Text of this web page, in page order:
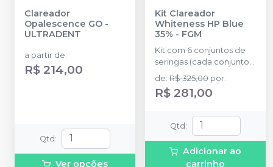
Clareador
Opalescence GO -
ULTRADENT
a partir de:
R$ 214,00
Qtd :
Ver opções
Kit Clareador
Whiteness HP Blue
35% - FGM
Kit com 6 conjuntos de
seringas (cada conjunto
com 1 seringa de
Peróxido de Hidrogênio
com 0,84g e 1 seringa de
1,2g no total em cada
conjunto) + Top Dam
Verde com 2g + 6
ponteiras + Neutralizante
de: R$ 325,00 por:
R$ 281,00
Qtd :
Adicionar ao
carrinho